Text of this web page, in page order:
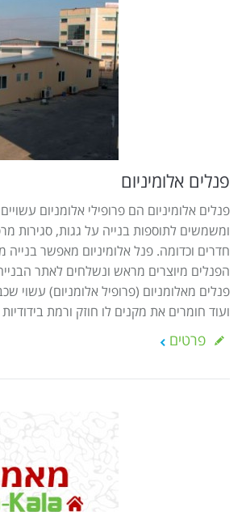
פנלים אלומיניום
פנלים אלומיניום הם פרופילי אלומניום
ומשמשים לתוספות בנייה על גגות, סגירות
חדרים וכדומה. פנל אלומיניום מאפשר בנייה
הפנלים מיוצרים מראש ונשלחים לאתר
פנלים מאלומניום (פרופיל אלומניום) עשוי
ועוד חומרים את מקנים לו חוזק ורמת
פרטים